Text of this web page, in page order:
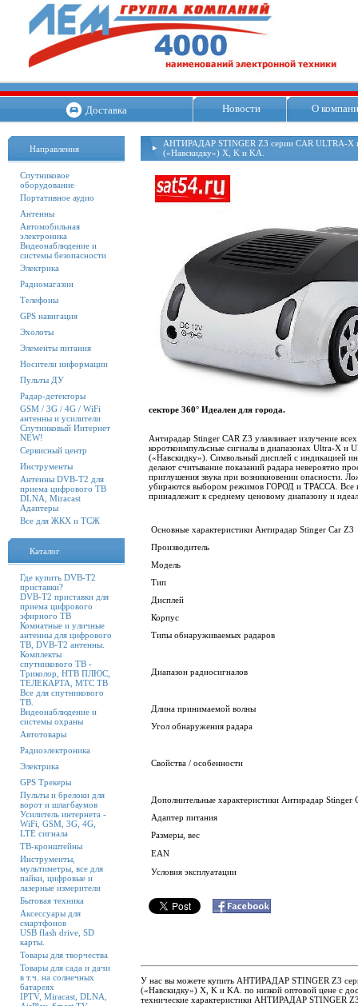
Доставка Новости О
Направления
Спутниковое
оборудование
Портативное аудио
Антенны
Автомобильная
электроника
Видеонаблюдение и
системы безопасности
Электрика
Радиомагазин
Телефоны
GPS навигация
Эхолоты
Элементы питания
Носители информации
Пульты ДУ
Радар-детекторы
GSM / 3G / 4G / WiFi
антенны и усилители
Спутниковый Интернет
NEW!
Сервисный центр
Инструменты
Антенны DVB-T2 для
приема цифрового ТВ
DLNA, Miracast
Адаптеры
Все для ЖКХ и ТСЖ
Каталог
Где купить DVB-T2
приставки?
DVB-T2 приставки для
приема цифрового
эфирного ТВ
Комнатные и уличные
антенны для цифрового
ТВ, DVB-T2 антенны.
Комплекты
спутникового ТВ -
Триколор, НТВ ПЛЮС,
ТЕЛЕКАРТА, МТС ТВ
Все для спутникового
ТВ.
Видеонаблюдение и
системы охраны
Автотовары
Радиоэлектроника
Электрика
GPS Трекеры
Пульты и брелоки для
ворот и шлагбаумов
Усилитель интернета -
WiFi, GSM, 3G, 4G,
LTE сигнала
ТВ-кронштейны
Инструменты,
мультиметры, все для
пайки, цифровые и
лазерные измерители
Бытовая техника
Аксессуары для
смартфонов
USB flash drive, SD
карты.
Товары для творчества
Товары для сада и дачи
в т.ч. на солнечных
батареях
IPTV, Miracast, DLNA,
АНТИРАДАР STINGER Z3 серии CAR ULTRA-X
(«Навскидку») X, K и KA.
секторе 360° Идеален для города.
Антирадар Stinger CAR Z3 улавливает излучение
короткоимпульсные сигналы в диапазонах Ultra-X
(«Навскидку»). Символьный дисплей с индикацией
делают считывание показаний радара невероятно
приглушения звука при возникновении опасности.
убираются выбором режимов ГОРОД и ТРАССА. Все
принадлежит к среднему ценовому диапазону и
Основные характеристики Антирадар Stinger Car Z3
Производитель
Модель
Тип
Дисплей
Корпус
Типы обнаруживаемых радаров
Диапазон радиосигналов
Длина принимаемой волны
Угол обнаружения радара
Свойства / особенности
Дополнительные характеристики Антирадар Stinger
Адаптер питания
Размеры, вес
EAN
Условия эксплуатации
У нас вы можете купить АНТИРАДАР STINGER Z3
(«Навскидку») X, K и KA. по низкой оптовой цене с
технические характеристики АНТИРАДАР STINGER